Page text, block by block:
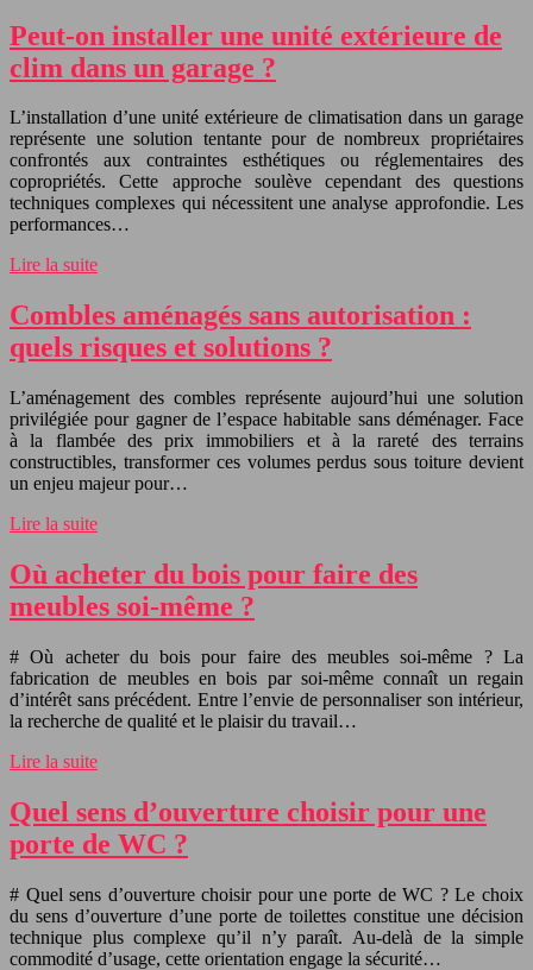
Peut-on installer une unité extérieure de
clim dans un garage ?
L’installation d’une unité extérieure de climatisation dans un garage
représente une solution tentante pour de nombreux propriétaires
confrontés aux contraintes esthétiques ou réglementaires des
copropriétés. Cette approche soulève cependant des questions
techniques complexes qui nécessitent une analyse approfondie. Les
performances…
Lire la suite
Combles aménagés sans autorisation :
quels risques et solutions ?
L’aménagement des combles représente aujourd’hui une solution
privilégiée pour gagner de l’espace habitable sans déménager. Face
à la flambée des prix immobiliers et à la rareté des terrains
constructibles, transformer ces volumes perdus sous toiture devient
un enjeu majeur pour…
Lire la suite
Où acheter du bois pour faire des
meubles soi-même ?
# Où acheter du bois pour faire des meubles soi-même ? La
fabrication de meubles en bois par soi-même connaît un regain
d’intérêt sans précédent. Entre l’envie de personnaliser son intérieur,
la recherche de qualité et le plaisir du travail…
Lire la suite
Quel sens d’ouverture choisir pour une
porte de WC ?
# Quel sens d’ouverture choisir pour une porte de WC ? Le choix
du sens d’ouverture d’une porte de toilettes constitue une décision
technique plus complexe qu’il n’y paraît. Au-delà de la simple
commodité d’usage, cette orientation engage la sécurité…